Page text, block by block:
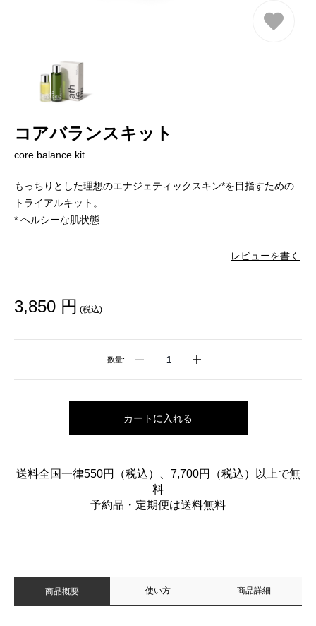
コアバランスキット
core balance kit
もっちりとした理想のエナジェティックスキン*を目指すための
トライアルキット。
* ヘルシーな肌状態
レビューを書く
3,850 円 (税込)
数量:
カートに入れる
送料全国一律550円（税込）、7,700円（税込）以上で無
料
予約品・定期便は送料無料
商品概要 使い方 商品詳細